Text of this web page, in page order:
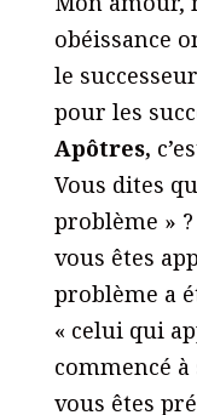
obéissance
le
pour les
Apôtres,
Vous dites
problème »
vous êtes
problème a
« celui qui
commencé
vous êtes